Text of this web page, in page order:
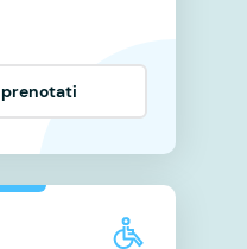
prenotati